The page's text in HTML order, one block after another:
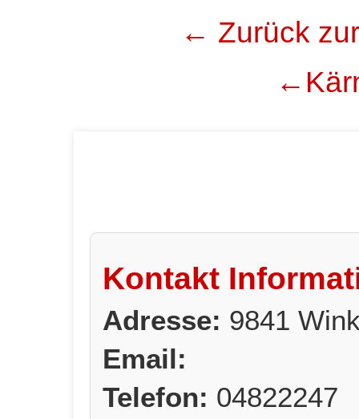
← Zurück
Kontakt
Adresse: 9841
Email:
Telefon: 04822247